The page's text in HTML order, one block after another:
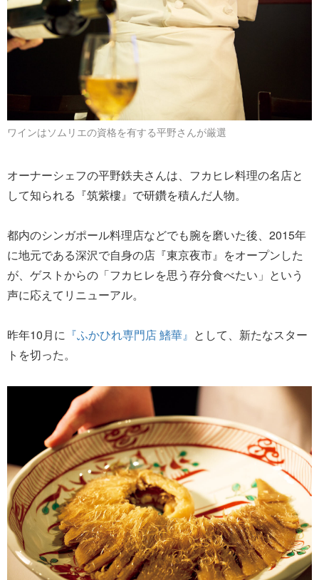
ワインはソムリエの資格を有する平野さんが厳選
オーナーシェフの平野鉄夫さんは、フカヒレ料理の名店と
して知られる『筑紫樓』で研鑽を積んだ人物。
都内のシンガポール料理店などでも腕を磨いた後、2015年
に地元である深沢で自身の店『東京夜市』をオープンした
が、ゲストからの「フカヒレを思う存分食べたい」という
声に応えてリニューアル。
昨年10月に 『ふかひれ専門店 鰭華』 として、新たなスター
トを切った。